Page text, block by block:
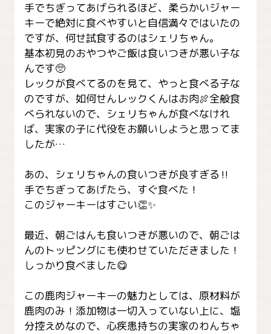
手でちぎってあげられるほど、柔らかいジャー
キーで絶対に食べやすいと自信満々ではいたの
ですが、何せ試食するのはシェリちゃん。
基本初見のおやつやご飯は食いつきが悪い子な
んです🥺
レックが食べてるのを見て、やっと食べる子な
のですが、如何せんレックくんはお肉🍖全般食
べられないので、シェリちゃんが食べなけれ
ば、実家の子に代役をお願いしようと思ってま
したが…
あの、シェリちゃんの食いつきが良すぎる‼️
手でちぎってあげたら、すぐ食べた！
このジャーキーはすごい👏✨
最近、朝ごはんも食いつきが悪いので、朝ごは
んのトッピングにも使わせていただきました！
しっかり食べました😋
この鹿肉ジャーキーの魅力としては、原材料が
鹿肉のみ！添加物は一切入っていない上に、塩
分控えめなので、心疾患持ちの実家のわんちゃ